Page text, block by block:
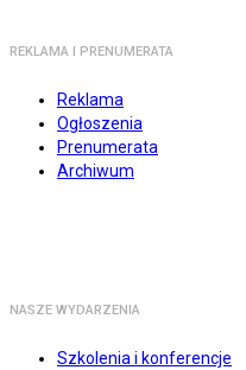
REKLAMA I PRENUMERATA
Reklama
Ogłoszenia
Prenumerata
Archiwum
NASZE WYDARZENIA
Szkolenia i konferencje